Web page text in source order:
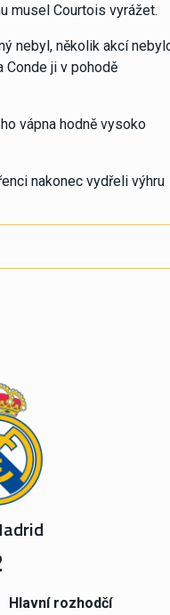
musel Courtois vyrážet.
nebyl, několik akcí
Conde ji v pohodě
vápna hodně vysoko
nakonec vydřeli výhru
Hlavní rozhodčí